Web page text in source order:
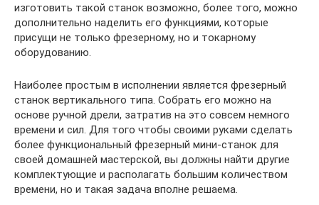
изготовить такой станок возможно, более того, можно
дополнительно наделить его функциями, которые
присущи не только фрезерному, но и токарному
оборудованию.
Наиболее простым в исполнении является фрезерный
станок вертикального типа. Собрать его можно на
основе ручной дрели, затратив на это совсем немного
времени и сил. Для того чтобы своими руками сделать
более функциональный фрезерный мини-станок для
своей домашней мастерской, вы должны найти другие
комплектующие и располагать большим количеством
времени, но и такая задача вполне решаема.